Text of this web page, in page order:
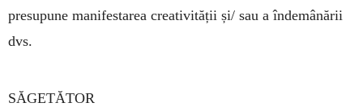
presupune manifestarea creativității și/ sau a îndemânării
dvs.
SĂGETĂTOR